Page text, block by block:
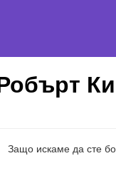
Защо искаме да сте